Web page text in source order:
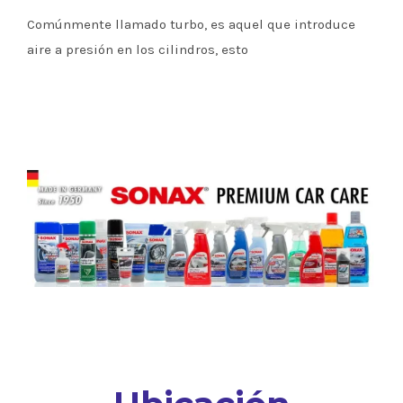
Comúnmente llamado turbo, es aquel que introduce
aire a presión en los cilindros, esto